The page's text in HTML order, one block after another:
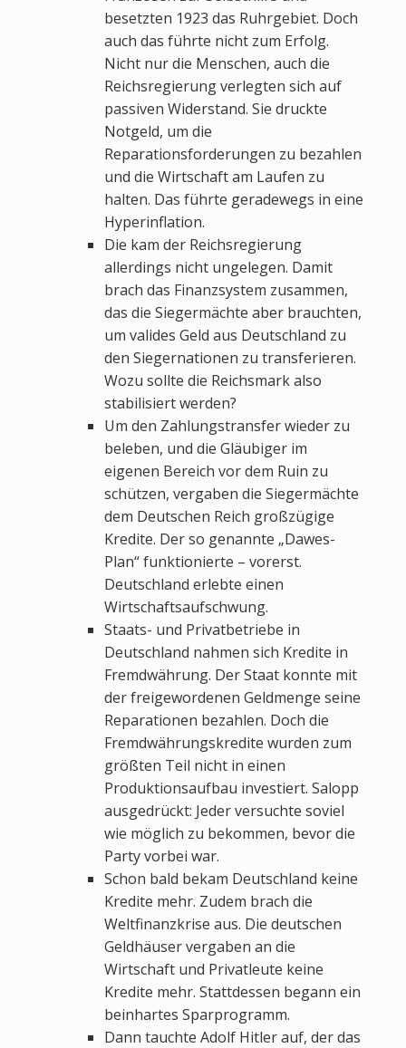
besetzten 1923 das Ruhrgebiet. Doch
auch das führte nicht zum Erfolg.
Nicht nur die Menschen, auch die
Reichsregierung verlegten sich auf
passiven Widerstand. Sie druckte
Notgeld, um die
Reparationsforderungen zu bezahlen
und die Wirtschaft am Laufen zu
halten. Das führte geradewegs in eine
Hyperinflation.
Die kam der Reichsregierung
allerdings nicht ungelegen. Damit
brach das Finanzsystem zusammen,
das die Siegermächte aber brauchten,
um valides Geld aus Deutschland zu
den Siegernationen zu transferieren.
Wozu sollte die Reichsmark also
stabilisiert werden?
Um den Zahlungstransfer wieder zu
beleben, und die Gläubiger im
eigenen Bereich vor dem Ruin zu
schützen, vergaben die Siegermächte
dem Deutschen Reich großzügige
Kredite. Der so genannte „Dawes-
Plan“ funktionierte – vorerst.
Deutschland erlebte einen
Wirtschaftsaufschwung.
Staats- und Privatbetriebe in
Deutschland nahmen sich Kredite in
Fremdwährung. Der Staat konnte mit
der freigewordenen Geldmenge seine
Reparationen bezahlen. Doch die
Fremdwährungskredite wurden zum
größten Teil nicht in einen
Produktionsaufbau investiert. Salopp
ausgedrückt: Jeder versuchte soviel
wie möglich zu bekommen, bevor die
Party vorbei war.
Schon bald bekam Deutschland keine
Kredite mehr. Zudem brach die
Weltfinanzkrise aus. Die deutschen
Geldhäuser vergaben an die
Wirtschaft und Privatleute keine
Kredite mehr. Stattdessen begann ein
beinhartes Sparprogramm.
Dann tauchte Adolf Hitler auf, der das